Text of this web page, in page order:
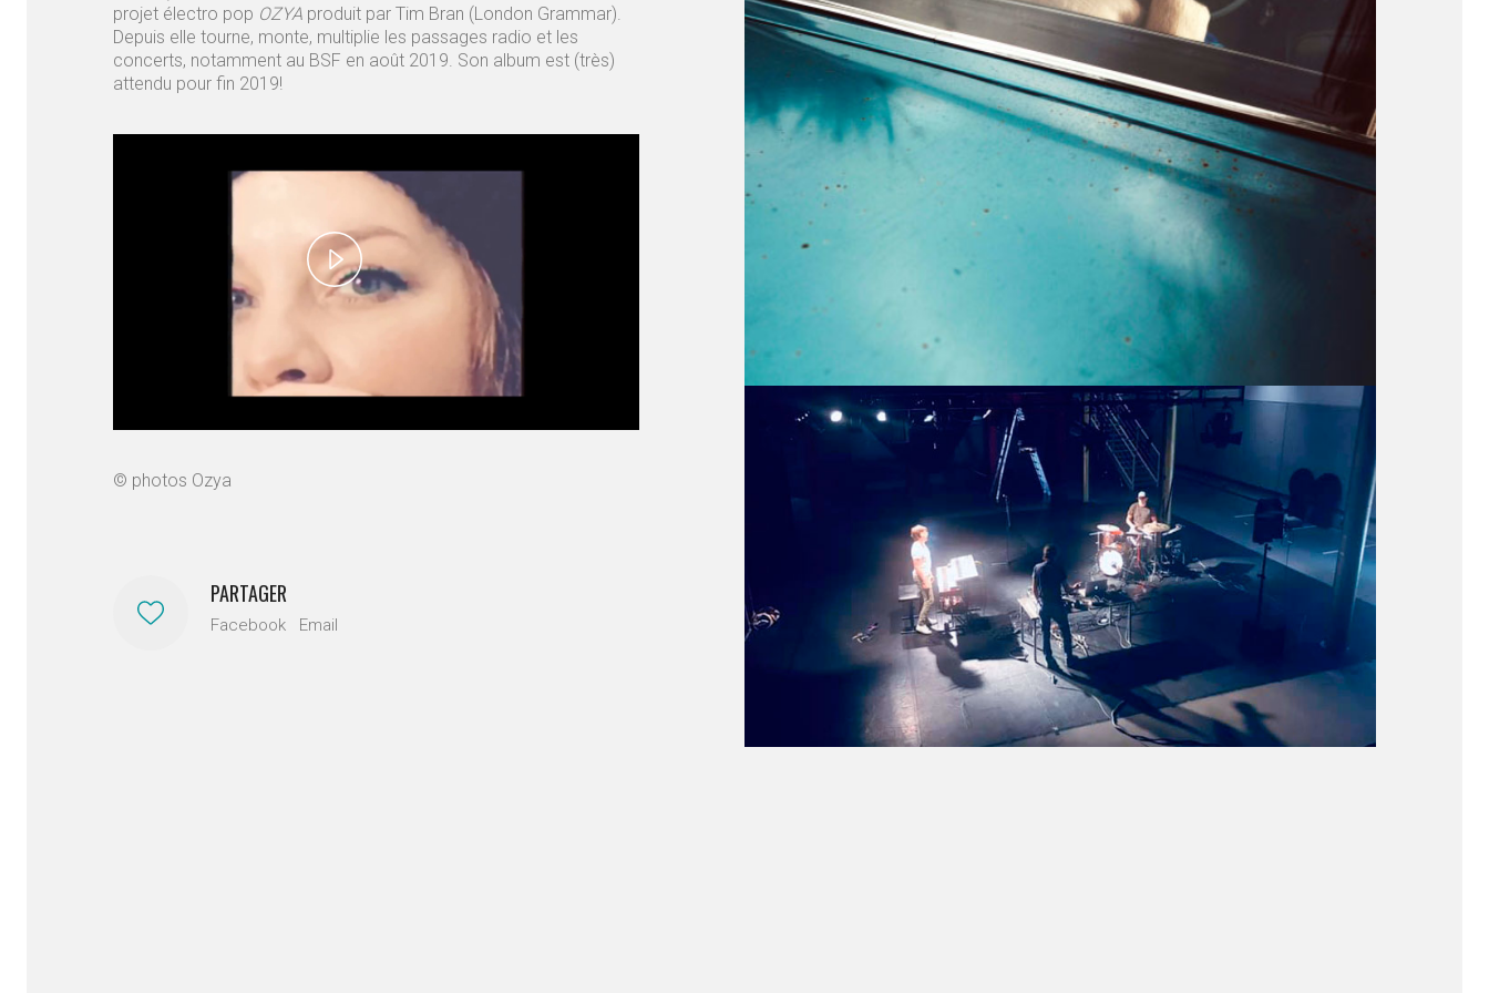
projet électro pop OZYA produit par Tim Bran (London Grammar).
Depuis elle tourne, monte, multiplie les passages radio et les
concerts, notamment au BSF en août 2019. Son album est (très)
attendu pour fin 2019!
Play
Video
© photos Ozya
PARTAGER
Facebook Email